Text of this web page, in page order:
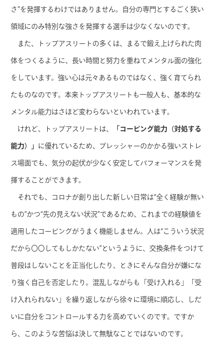
さ”を発揮するわけではありません。自分の専門とするごく狭い
領域にのみ特別な強さを発揮する選手は少なくないのです。
また、トップアスリートの多くは、まるで鍛え上げられた肉
体をつくるように、長い時間と努力を重ねてメンタル面の強化
をしています。強い心は元々あるものではなく、強く育てられ
たものなのです。本来トップアスリートも一般人も、基本的な
メンタル能力はさほど変わらないといわれています。
けれど、トップアスリートは、 「コーピング能力（対処する
能力）」 に優れているため、プレッシャーのかかる強いストレ
ス場面でも、気分の起伏が少なく安定してパフォーマンスを発
揮することができます。
それでも、コロナが創り出した新しい日常は“全く経験が無い
もの”かつ“先の見えない状況”であるため、これまでの経験値を
適用したコーピングがうまく機能しません。人は“こういう状況
だから〇〇してもしかたない”というように、交換条件をつけて
普段はしないことを正当化したり、ときにそんな自分が嫌にな
り強く自己を否定したり。混乱しながらも「受け入れる」「受
け入れられない」を繰り返しながら徐々に環境に順応し、しだ
いに自分をコントロールする力を高めていくのです。ですか
ら、このような苦悩は決して無駄なことではないのです。